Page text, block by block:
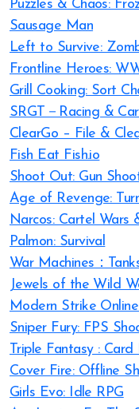
Puzzles & Chaos:
Sausage Man
Left to Survive:
Frontline Heroes:
Grill Cooking: Sort
SRGT－Racing &
ClearGo – File &
Fish Eat Fish.io
Shoot Out: Gun
Age of Revenge:
Narcos: Cartel Wars
Palmon: Survival
War Machines：
Jewels of the Wild
Modern Strike
Sniper Fury: FPS
Triple Fantasy : Card
Cover Fire: Offline
Girls Evo: Idle RPG